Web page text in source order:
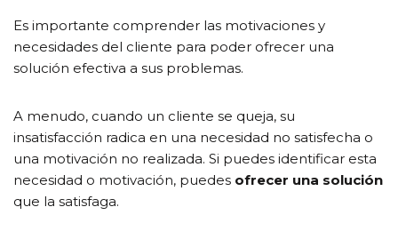
Es importante comprender las motivaciones y
necesidades del cliente para poder ofrecer una
solución efectiva a sus problemas.
A menudo, cuando un cliente se queja, su
insatisfacción radica en una necesidad no satisfecha o
una motivación no realizada. Si puedes identificar esta
necesidad o motivación, puedes ofrecer una solución
que la satisfaga.